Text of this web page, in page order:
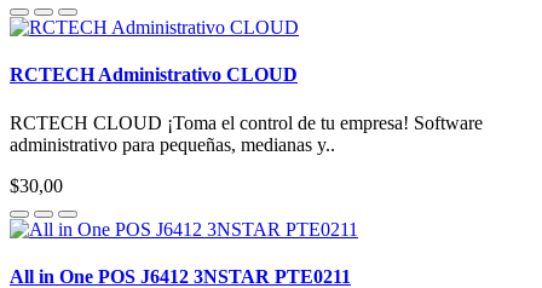
RCTECH Administrativo CLOUD
RCTECH CLOUD ¡Toma el control de tu empresa! Software
administrativo para pequeñas, medianas y..
$30,00
All in One POS J6412 3NSTAR PTE0211